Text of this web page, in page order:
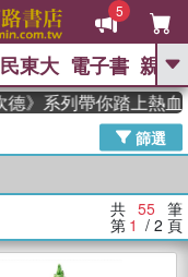
5
GO
The Odyssey 、
歷史是一群喵 、 暑期
李登輝時代 、 數學女
偉大的迷走神經
東大 電子書 親子
帶你踏上熱血奇幻旅
篩選
共 55 筆
第 1 / 2 頁